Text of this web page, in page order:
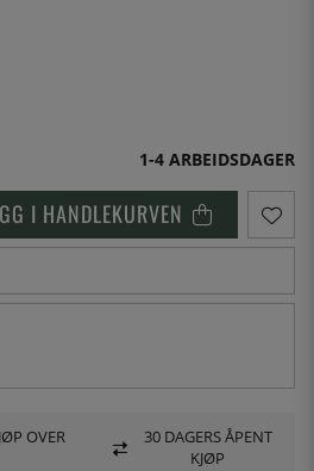
1-4 ARBEIDSDAGER
I HANDLEKURVEN
OVER
30 DAGERS ÅPENT
KJØP